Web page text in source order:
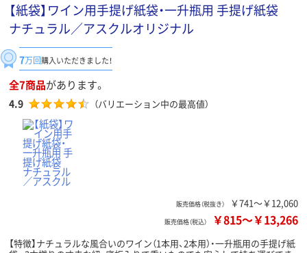
【紙袋】ワイン用手提げ紙袋・一升瓶用 手提げ紙袋
ナチュラル／アスクルオリジナル
7万回購入いただきました！
全7商品があります。
4.9 （バリエーション中の最高値）
販売価格（税抜き） ￥741～￥12,060
販売価格（税込） ￥815～￥13,266
【特徴】ナチュラルな風合いのワイン（1本用、2本用）・一升瓶用の手提げ紙